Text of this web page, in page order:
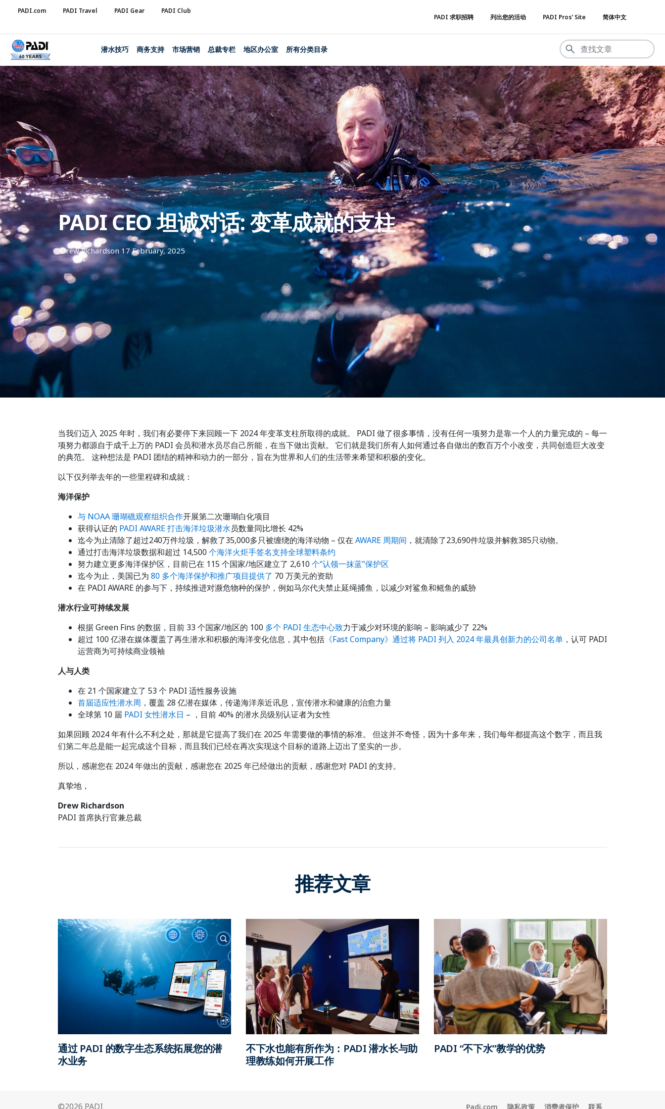
PADI.com PADI Travel PADI Gear PADI Club
PADI 求职招聘 列出您的活动 PADI Pros’ Site 简体中文
潜水技巧 商务支持 市场营销 总裁专栏 地区办公室 所有分类目录
PADI CEO 坦诚对话: 变革成就的支柱
Drew Richardson 17 February, 2025
当我们迈入 2025 年时，我们有必要停下来回顾一下 2024 年变革支柱所取得的成就。 PADI 做了很多事情，没有任何一项努力是靠一个人的力量完成的 – 每一
项努力都源自于成千上万的 PADI 会员和潜水员尽自己所能，在当下做出贡献。 它们就是我们所有人如何通过各自做出的数百万个小改变，共同创造巨大改变
的典范。 这种想法是 PADI 团结的精神和动力的一部分，旨在为世界和人们的生活带来希望和积极的变化。
以下仅列举去年的一些里程碑和成就：
海洋保护
与 NOAA 珊瑚礁观察组织合作开展第二次珊瑚白化项目
获得认证的 PADI AWARE 打击海洋垃圾潜水员数量同比增长 42%
迄今为止清除了超过240万件垃圾，解救了35,000多只被缠绕的海洋动物 – 仅在 AWARE 周期间 ，就清除了23,690件垃圾并解救385只动物。
通过打击海洋垃圾数据和超过 14,500 个海洋火炬手签名支持全球塑料条约
努力建立更多海洋保护区，目前已在 115 个国家/地区建立了 2,610 个“认领一抹蓝”保护区
迄今为止，美国已为 80 多个海洋保护和推广项目提供了 70 万美元的资助
在 PADI AWARE 的参与下，持续推进对濒危物种的保护，例如马尔代夫禁止延绳捕鱼，以减少对鲨鱼和鳐鱼的威胁
潜水行业可持续发展
根据 Green Fins 的数据，目前 33 个国家/地区的 100 多个 PADI 生态中心致力于减少对环境的影响 – 影响减少了 22%
超过 100 亿潜在媒体覆盖了再生潜水和积极的海洋变化信息，其中包括 《Fast Company》通过将 PADI 列入 2024 年最具创新力的公司名单 ，认可 PADI
运营商为可持续商业领袖
人与人类
在 21 个国家建立了 53 个 PADI 适性服务设施
首届适应性潜水周 ，覆盖 28 亿潜在媒体，传递海洋亲近讯息，宣传潜水和健康的治愈力量
全球第 10 届 PADI 女性潜水日 – ，目前 40% 的潜水员级别认证者为女性
如果回顾 2024 年有什么不利之处，那就是它提高了我们在 2025 年需要做的事情的标准。 但这并不奇怪，因为十多年来，我们每年都提高这个数字，而且我
们第二年总是能一起完成这个目标，而且我们已经在再次实现这个目标的道路上迈出了坚实的一步。
所以，感谢您在 2024 年做出的贡献，感谢您在 2025 年已经做出的贡献，感谢您对 PADI 的支持。
真挚地，
Drew Richardson
PADI 首席执行官兼总裁
推荐文章
通过 PADI 的数字生态系统拓展您的潜
水业务
不下水也能有所作为：PADI 潜水长与助
理教练如何开展工作
PADI “不下水”教学的优势
©2026 PADI Padi.com 隐私政策 消费者保护 联系